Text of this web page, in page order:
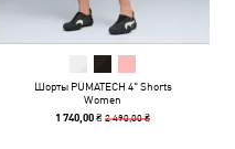
Шорты PUMATECH 4" Shorts
Women
1 740,00 ₴2 490,00 ₴